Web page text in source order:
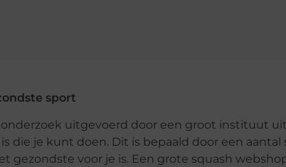
sport
onderzoek uitgevoerd door een groot instituut
die je kunt doen. Dit is bepaald door een
gezondste voor je is. Een grote squash